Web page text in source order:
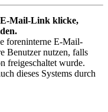
E-Mail-Link klicke,
foreninterne E-Mail-
Benutzer nutzen, falls
freigeschaltet wurde.
dieses Systems durch